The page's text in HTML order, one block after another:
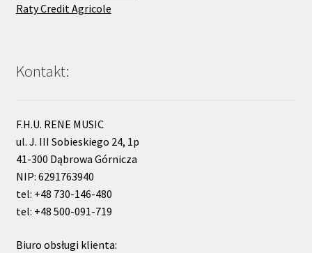
Raty Credit Agricole
Kontakt:
F.H.U. RENE MUSIC
ul. J. III Sobieskiego 24, 1p
41-300 Dąbrowa Górnicza
NIP: 6291763940
tel: +48 730-146-480
tel: +48 500-091-719
Biuro obsługi klienta: